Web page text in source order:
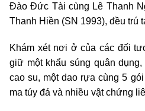
Đào Đức Tài cùng Lê Thanh
Thanh Hiền (SN 1993), đều trú
Khám xét nơi ở của các đối
giữ một khẩu súng quân
cao su, một dao rựa cùng 5
ma túy đá và nhiều vật chứng